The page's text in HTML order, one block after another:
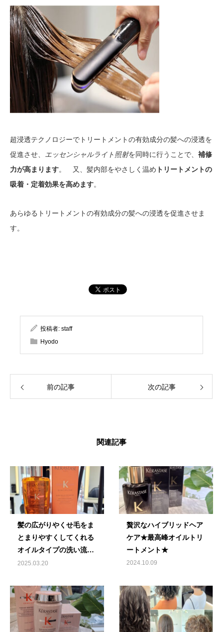
超浸透テクノロジーでトリートメントの有効成分の髪への浸透を
促進させ、 エッセンシャルライト照射を同時に行うことで、 補修
力が高まります。 又、髪内部をやさしく温め トリートメントの
吸着・定着効果を高めます。
あらゆるトリートメントの有効成分の髪への浸透を促進させま
す。
投稿者: staff
Hyodo
前の記事 次の記事
関連記事
髪の広がりやくせ毛をま
とまりやすくしてくれる
オイルタイプの洗い流さ
ないトリートメント★
2025.03.20
贅沢なハイブリッドヘア
ケア★最高峰オイルトリ
ートメント★
2024.10.09